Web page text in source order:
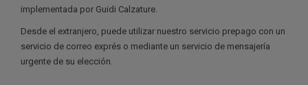
implementada por Guidi Calzature.
Desde el extranjero, puede utilizar nuestro servicio prepago con un
servicio de correo exprés o mediante un servicio de mensajería
urgente de su elección.